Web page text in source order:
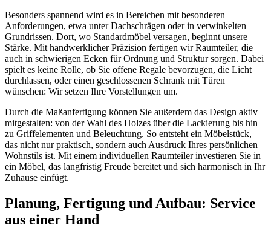
Besonders spannend wird es in Bereichen mit besonderen
Anforderungen, etwa unter Dachschrägen oder in verwinkelten
Grundrissen. Dort, wo Standardmöbel versagen, beginnt unsere
Stärke. Mit handwerklicher Präzision fertigen wir Raumteiler, die
auch in schwierigen Ecken für Ordnung und Struktur sorgen. Dabei
spielt es keine Rolle, ob Sie offene Regale bevorzugen, die Licht
durchlassen, oder einen geschlossenen Schrank mit Türen
wünschen: Wir setzen Ihre Vorstellungen um.
Durch die Maßanfertigung können Sie außerdem das Design aktiv
mitgestalten: von der Wahl des Holzes über die Lackierung bis hin
zu Griffelementen und Beleuchtung. So entsteht ein Möbelstück,
das nicht nur praktisch, sondern auch Ausdruck Ihres persönlichen
Wohnstils ist. Mit einem individuellen Raumteiler investieren Sie in
ein Möbel, das langfristig Freude bereitet und sich harmonisch in Ihr
Zuhause einfügt.
Planung, Fertigung und Aufbau: Service
aus einer Hand